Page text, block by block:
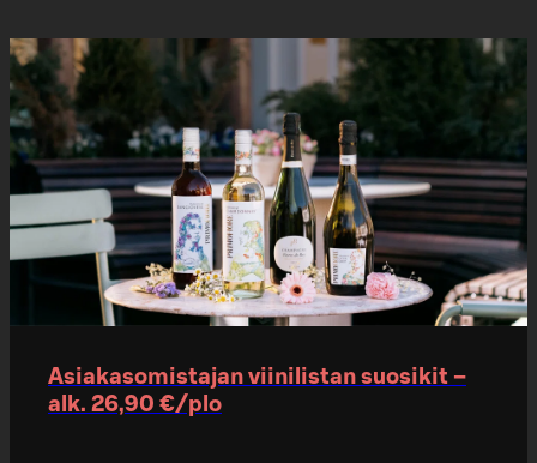
Asiakasomistajan viinilistan suosikit –
alk. 26,90 €/plo​